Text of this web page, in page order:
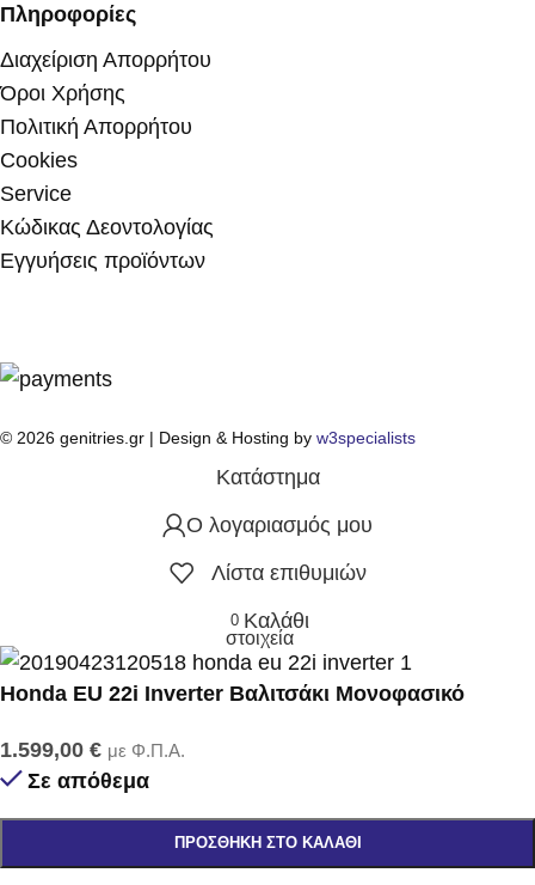
Πληροφορίες
Διαχείριση Απορρήτου
Όροι Χρήσης
Πολιτική Απορρήτου
Cookies
Service
Κώδικας Δεοντολογίας
Εγγυήσεις προϊόντων
© 2026 genitries.gr | Design & Hosting by w3specialists
Κατάστημα
Ο λογαριασμός μου
Λίστα επιθυμιών
0
στοιχεία
Καλάθι
Honda EU 22i Inverter Βαλιτσάκι Μονοφασικό
1.599,00 € με Φ.Π.Α.
Σε απόθεμα
ΠΡΟΣΘΉΚΗ ΣΤΟ ΚΑΛΆΘΙ